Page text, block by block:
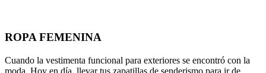
ROPA FEMENINA
Cuando la vestimenta funcional para exteriores se encontró con la
moda. Hoy en día, llevar tus zapatillas de senderismo para ir de